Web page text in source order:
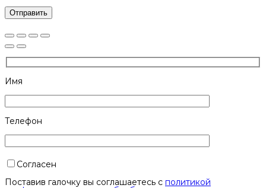
Имя
Телефон
Согласен
Поставив галочку вы соглашаетесь с политикой